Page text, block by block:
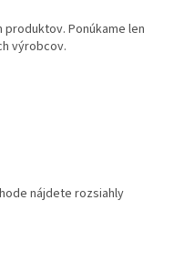
produktov. Ponúkame len
výrobcov.
nájdete rozsiahly